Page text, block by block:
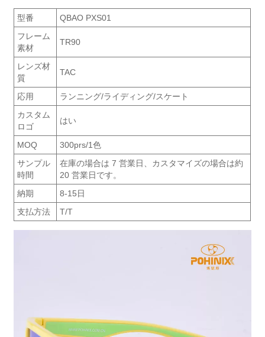
型番
QBAO PXS01
フレーム
素材
TR90
レンズ材
質
TAC
応用
ランニング/ライディング/スケート
カスタム
ロゴ
はい
MOQ
300prs/1色
サンプル
時間
在庫の場合は 7 営業日、カスタマイズの場合は約
20 営業日です。
納期
8-15日
支払方法
T/T